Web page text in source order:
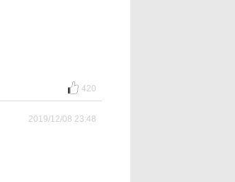
420
2019/12/08 23:48